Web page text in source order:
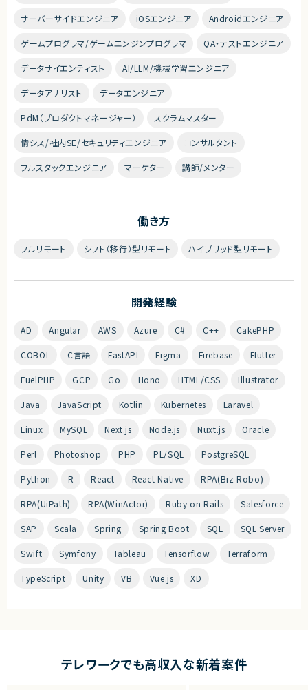
サーバーサイドエンジニア iOSエンジニア Androidエンジニア
ゲームプログラマ/ゲームエンジンプログラマ QA・テストエンジニア
データサイエンティスト AI/LLM/機械学習エンジニア
データアナリスト データエンジニア
PdM（プロダクトマネージャー） スクラムマスター
情シス/社内SE/セキュリティエンジニア コンサルタント
フルスタックエンジニア マーケター 講師/メンター
働き方
フルリモート シフト（移行）型リモート ハイブリッド型リモート
開発経験
AD Angular AWS Azure C# C++ CakePHP
COBOL C言語 FastAPI Figma Firebase Flutter
FuelPHP GCP Go Hono HTML/CSS Illustrator
Java JavaScript Kotlin Kubernetes Laravel
Linux MySQL Next.js Node.js Nuxt.js Oracle
Perl Photoshop PHP PL/SQL PostgreSQL
Python R React React Native RPA(Biz Robo)
RPA(UiPath) RPA(WinActor) Ruby on Rails Salesforce
SAP Scala Spring Spring Boot SQL SQL Server
Swift Symfony Tableau Tensorflow Terraform
TypeScript Unity VB Vue.js XD
テレワークでも高収入な新着案件